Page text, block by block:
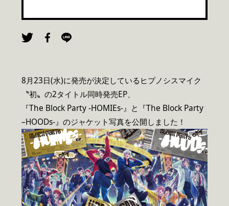
8月23日(水)に発売が決定しているヒプノシスマイク
〝初〟の2タイトル同時発売EP、
『The Block Party -HOMIEs-』と『The Block Party
–HOODs-』のジャケット写真を公開しました！